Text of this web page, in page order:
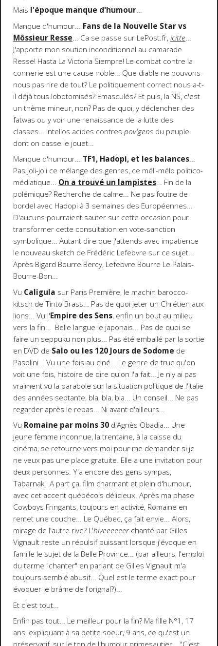
Mais l'époque manque d'humour...
Manque d'humour... Fans de la Nouvelle Star vs
Môssieur Resse... Ca se passe sur LePost.fr,icitte...
J'apporte mon soutien inconditionnel au camarade
Resse! Hasta La Victoria Siempre! Le combat contre la
connerie est une cause noble... Que diable ne pouvons-
nous pas rire de tout? Le politiquement correct nous a-t-
il déjà tous lobotomisés? Emasculés? Et puis, la NS, c'est
un thème mineur, non? Pas de quoi, y déclencher des
fatwas ou y voir une renaissance de la lutte des
classes... Intellos acides contres pov'gens du peuple
dont on casse le jouet...
Manque d'humour... TF1, Hadopi, et les balances...
Pas joli-joli ce mélange des genres, ce méli-mélo politico-
médiatique... On a trouvé un lampistes... Fin de la
polémique? Recherche de calme... Ne pas foutre de
bordel avec Hadopi à 3 semaines des Européennes...
D'aucuns pourraient sauter sur cette occasion pour
transformer cette consultation en vote-sanction
symbolique... Autant dire que j'attends avec impatience
le nouveau sketch de Frédéric Lefebvre sur ce sujet...
Après Bigard Bourre Bercy, Lefebvre Bourre Le Palais-
Bourre-Bon...
Vu Caligula sur Paris Première, le machin barocco-
kitsch de Tinto Brass... Pas de quoi jeter un Chrétien aux
lions... Vu l'Empire des Sens, enfin un bout au milieu
vers la fin... Belle langue le japonais... Pas de quoi se
faire un seppuku non plus... Pas été emballé par la sortie
en DVD de Salo ou les 120 Jours de Sodome de
Pasolini... Vu une fois au ciné... Le genre de truc qu'on
voit une fois, histoire de dire qu'on l'a fait... Je n'y ai pas
vraiment vu la parabole sur la situation politique de l'Italie
des années septante, bla, bla, bla... Un conseil... Ne pas
regarder après le repas... Ni avant d'ailleurs...
Vu Romaine par moins 30d'Agnès Obadia... Une
jeune femme inconnue, la trentaine, à la caisse du
cinéma, se retourne vers moi pour me demander si je
ne veux pas une place gratuite. Elle a une invitation pour
deux personnes. Y'a encore des gens sympas,
Tabarnak! A part ça, film charmant et plein d'humour,
avec cet accent québécois délicieux. Après ma phase
Cowboys Fringants, toujours en activité, Romaine en
remet une couche... Le Québec, ça fait envie... Alors,
mirage de l'autre rive? L'hiveeeeeerchanté par Gilles
Vignault reste un répulsif puissant lorsque j'évoque en
famille le sujet de la Belle Province... (par ailleurs, l'emploi
du terme "chanter" en parlant de Gilles Vignault m'a
toujours semblé abusif... Quel est le terme exact pour
évoquer le brâme de l'orignal?)...
Et c'est tout...
Enfin pas tout... Le meilleur pour la fin? Ma fille N°1, 17
ans, expliquant à sa petite soeur, 9 ans, ce qu'est un